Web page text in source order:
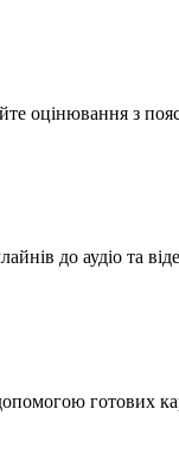
оцінювання з
до аудіо та
готових